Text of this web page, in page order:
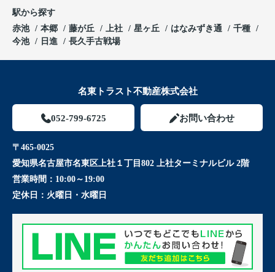
駅から探す
赤池
本郷 藤が丘 上社 星ヶ丘 はなみずき通
千種
今池
日進 長久手古戦場
名東トラスト不動産株式会社
052-799-6725 お問い合わせ
〒465-0025
愛知県名古屋市名東区上社１丁目802 上社ターミナルビル 2階
営業時間： 10:00～19:00
定休日： 火曜日・水曜日